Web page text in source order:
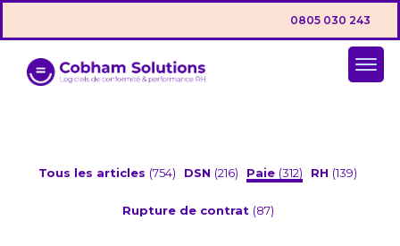
0805 030 243
Tous les articles (754) DSN (216) Paie (312) RH (139)
Rupture de contrat (87)